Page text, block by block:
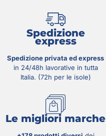
Spedizione
express
Spedizione privata ed express
in 24/48h lavorative in tutta
Italia. (72h per le isole)
Le migliori marche